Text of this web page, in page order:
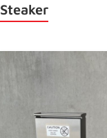
Steaker